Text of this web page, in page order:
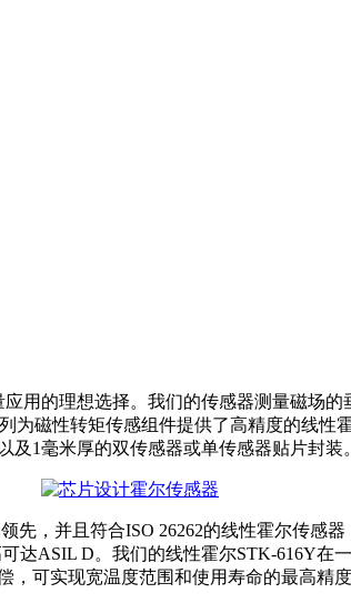
用的理想选择。我们的传感器测量磁场
为磁性转矩传感组件提供了高精度的线
1毫米厚的双传感器或单传感器贴片封装。
，并且符合ISO 26262的线性霍尔传感
达ASIL D。我们的线性霍尔STK-616Y
可实现宽温度范围和使用寿命的最高精度